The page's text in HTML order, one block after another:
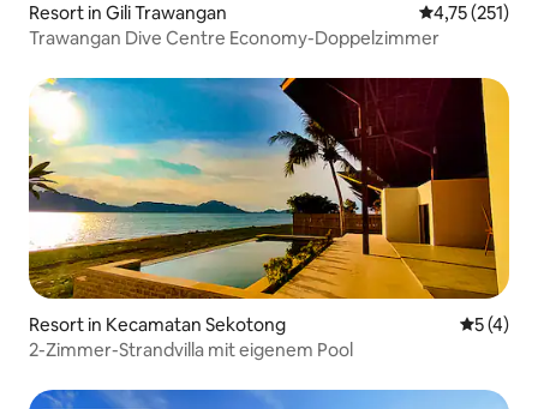
Resort in Gili Trawangan
4,75 (251)
Trawangan Dive Centre Economy-Doppelzimmer
Resort in Kecamatan Sekotong
5 (4)
2-Zimmer-Strandvilla mit eigenem Pool